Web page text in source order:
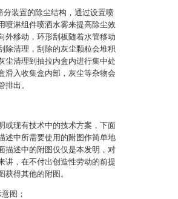
分装置的除尘结构，通过设置喷
喷淋组件喷洒水雾来提高除尘效
外移动，环形刮板随着水管移动
除清理，刮除的灰尘颗粒会堆积
尘清理到抽拉内盒内进行集中处
滑入收集盒内部，灰尘等杂物会
排出。
或现有技术中的技术方案，下面
述中所需要使用的附图作简单地
描述中的附图仅仅是本发明，对
讲，在不付出创造性劳动的前提
获得其他的附图。
图；